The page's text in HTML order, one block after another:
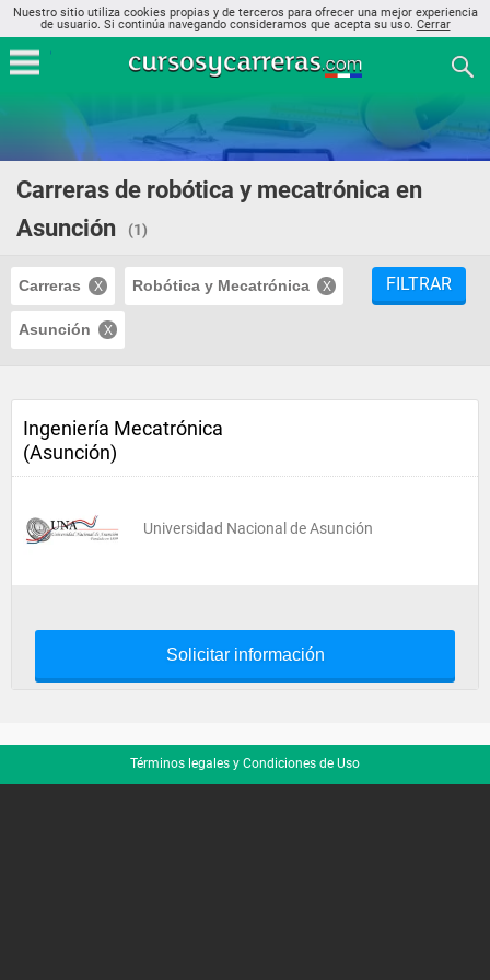
Nuestro sitio utiliza cookies propias y de terceros para ofrecer una mejor experiencia
de usuario. Si continúa navegando consideramos que acepta su uso. Cerrar
Carreras de robótica y mecatrónica en
Asunción
(1)
Carreras Robótica y Mecatrónica
Asunción
FILTRAR
Ingeniería Mecatrónica
(Asunción)
Universidad Nacional de Asunción
Solicitar información
Términos legales y Condiciones de Uso